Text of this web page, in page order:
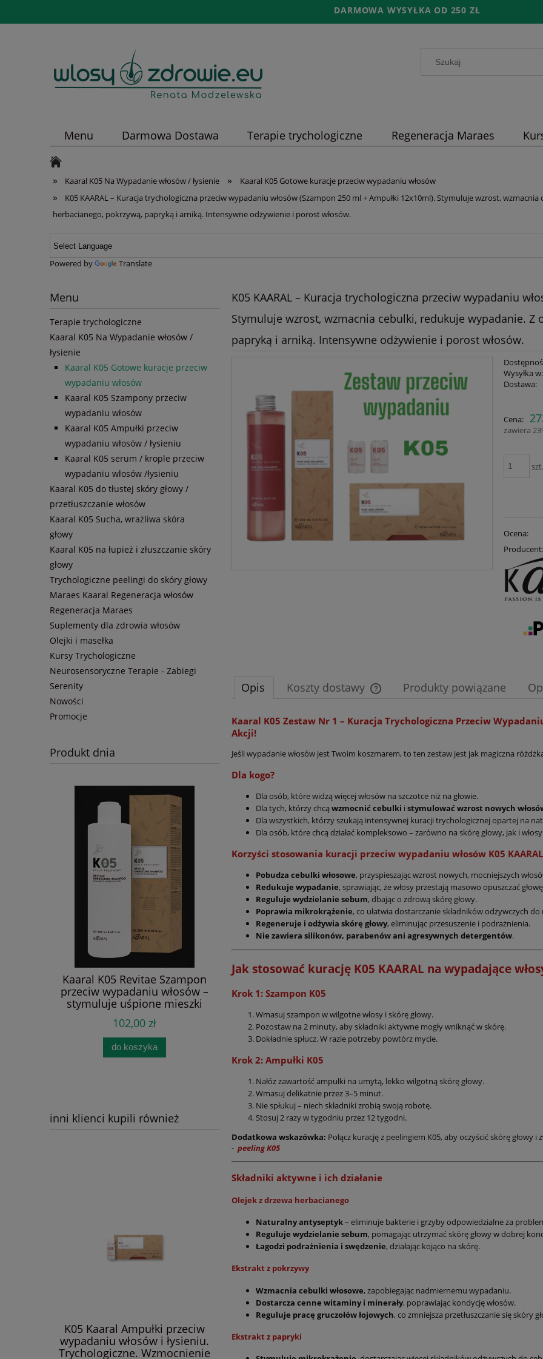
DARMOWA WYSYŁKA OD 250 ZŁ
Menu Darmowa Dostawa Terapie trychologiczne Regeneracja Maraes
» Kaaral K05 Na Wypadanie włosów / łysienie » Kaaral K05 Gotowe kuracje przeciw wypadaniu włosów
»
K05 KAARAL – Kuracja trychologiczna przeciw wypadaniu włosów (Szampon 250 ml + Ampułki 12x10ml). Stymuluje wzrost,
herbacianego, pokrzywą, papryką i arniką. Intensywne odżywienie i porost włosów.
Powered by Translate
Menu
Terapie trychologiczne
Kaaral K05 Na Wypadanie włosów /
łysienie
Kaaral K05 Gotowe kuracje przeciw
wypadaniu włosów
Kaaral K05 Szampony przeciw
wypadaniu włosów
Kaaral K05 Ampułki przeciw
wypadaniu włosów / łysieniu
Kaaral K05 serum / krople przeciw
wypadaniu włosów /łysieniu
Kaaral K05 do tłustej skóry głowy /
przetłuszczanie włosów
Kaaral K05 Sucha, wrażliwa skóra
głowy
Kaaral K05 na łupież i złuszczanie skóry
głowy
Trychologiczne peelingi do skóry głowy
Maraes Kaaral Regeneracja włosów
Regeneracja Maraes
Suplementy dla zdrowia włosów
Olejki i masełka
Kursy Trychologiczne
Neurosensoryczne Terapie - Zabiegi
Serenity
Nowości
Promocje
Produkt dnia
Kaaral K05 Revitae Szampon
przeciw wypadaniu włosów –
stymuluje uśpione mieszki
włosowe i pobudza wzrost,
skuteczny przy łysieniu
androgenowym, dla kobiet i
mężczyzn, oczyszcza i regeneruje
102,00 zł
do koszyka
Zestaw Kaaral Maraes Volume
Care - Dodający objetości. Do
Włosów Cienkich i osłabionych,
Nawilżający, Wzmacniający,
Wegański, Bez Silikonów–
Szampon 500 ml + Odżywka 500
470,00 zł
do koszyka
Kaaral Maraes Volume
Cienkich i Bez Objętości,
Objętość, Uniesienie,
Pogrubienie i Nawilżenie
Czarnym (Stylizacja +
bez obciążania
208,00 zł
inni klienci kupili również
K05 Kaaral Ampułki przeciw
wypadaniu włosów i łysieniu.
Trychologiczne. Wzmocnienie
przeciw wypadaniu włosów –
stymuluje uśpione mieszki
Trychologiczne. 50 ml –
K05 KAARAL – Kuracja trychologiczna przeciw wypadaniu
Stymuluje wzrost, wzmacnia cebulki, redukuje wypadanie. Z
papryką i arniką. Intensywne odżywienie i porost włosów.
Wysyłka w:
Dostawa:
Cena:
zawiera
szt.
Ocena:
Producent:
Opis Koszty dostawy
Cena nie zawiera ewentualnych kosztów
Produkty powiązane
Kaaral K05 Zestaw Nr 1 – Kuracja Trychologiczna Przeciw
Akcji!
Jeśli wypadanie włosów jest Twoim koszmarem, to ten zestaw jest jak magiczna
Dla kogo?
Dla osób, które widzą więcej włosów na szczotce niż na głowie.
Dla tych, którzy chcą wzmocnić cebulki i stymulować wzrost nowych
Dla wszystkich, którzy szukają intensywnej kuracji trychologicznej opartej na
Dla osób, które chcą działać kompleksowo – zarówno na skórę głowy, jak i
Korzyści stosowania kuracji przeciw wypadaniu włosów K05 KAARAL
Pobudza cebulki włosowe, przyspieszając wzrost nowych, mocniejszych
Redukuje wypadanie, sprawiając, że włosy przestają masowo opuszczać
Reguluje wydzielanie sebum, dbając o zdrową skórę głowy.
Poprawia mikrokrążenie, co ułatwia dostarczanie składników odżywczych
Regeneruje i odżywia skórę głowy, eliminując przesuszenie i podrażnienia.
Nie zawiera silikonów, parabenów ani agresywnych detergentów.
Jak stosować kurację K05 KAARAL na wypadające
Krok 1: Szampon K05
Wmasuj szampon w wilgotne włosy i skórę głowy.
Pozostaw na 2 minuty, aby składniki aktywne mogły wniknąć w skórę.
Dokładnie spłucz. W razie potrzeby powtórz mycie.
Krok 2: Ampułki K05
Nałóż zawartość ampułki na umytą, lekko wilgotną skórę głowy.
Wmasuj delikatnie przez 3–5 minut.
Nie spłukuj – niech składniki zrobią swoją robotę.
Stosuj 2 razy w tygodniu przez 12 tygodni.
Dodatkowa wskazówka: Połącz kurację z peelingiem K05, aby oczyścić skórę
- peeling K05
Składniki aktywne i ich działanie
Olejek z drzewa herbacianego
Naturalny antyseptyk– eliminuje bakterie i grzyby odpowiedzialne za
Reguluje wydzielanie sebum, pomagając utrzymać skórę głowy w dobrej
Łagodzi podrażnienia i swędzenie, działając kojąco na skórę.
Ekstrakt z pokrzywy
Wzmacnia cebulki włosowe, zapobiegając nadmiernemu wypadaniu.
Dostarcza cenne witaminy i minerały, poprawiając kondycję włosów.
Reguluje pracę gruczołów łojowych, co zmniejsza przetłuszczanie się skóry
Ekstrakt z papryki